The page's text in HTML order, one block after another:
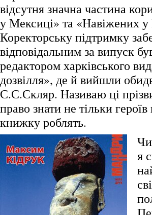
відсутня значна частина
у Мексиці» та «Навіжених
Коректорську підтримку
відповідальним за випуск
редактором харківського
дозвілля», де й вийшли
С.С.Скляр. Називаю ці
право знати не тільки
книжку роблять.
я